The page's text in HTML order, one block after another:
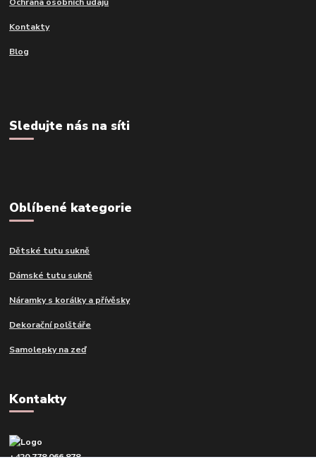
Kontakty
Blog
Sledujte nás na síti
Oblíbené kategorie
Dětské tutu sukně
Dámské tutu sukně
Náramky s korálky a přívěsky
Dekorační polštáře
Samolepky na zeď
Kontakty
+420 778 066 878